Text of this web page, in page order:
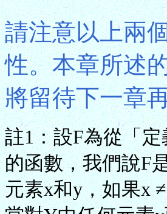
請注意以上兩
性。本章所述
將留待下一章
註1：設F為從「
的函數，我們說F
元素x和y，如果x